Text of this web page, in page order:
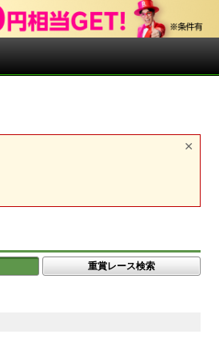
重賞レース検索